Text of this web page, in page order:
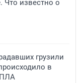
Что известно о
грузили
в